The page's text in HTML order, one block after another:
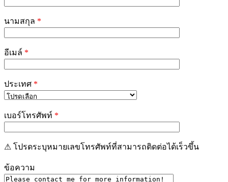
field
นามสกุล *
อีเมล์ *
ประเทศ *
เบอร์โทรศัพท์ *
⚠ โปรดระบุหมายเลขโทรศัพท์ที่สามารถติดต่อได้เร็วขึ้น
ข้อความ